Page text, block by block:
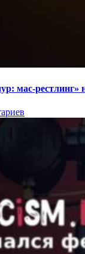
мас-рестлинг»